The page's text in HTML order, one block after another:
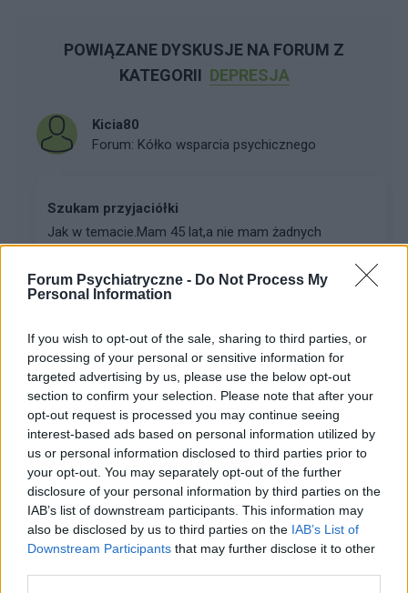
Forum Psychiatryczne - Do Not Process My
Personal Information
If you wish to opt-out of the sale, sharing to third parties, or
processing of your personal or sensitive information for
targeted advertising by us, please use the below opt-out
section to confirm your selection. Please note that after your
opt-out request is processed you may continue seeing
interest-based ads based on personal information utilized by
us or personal information disclosed to third parties prior to
your opt-out. You may separately opt-out of the further
disclosure of your personal information by third parties on the
IAB’s list of downstream participants. This information may
also be disclosed by us to third parties on the IAB’s List of
Downstream Participants that may further disclose it to other
POWIĄZANE DYSKUSJE NA FORUM Z
KATEGORII DEPRESJA
Kicia80
Forum: Kółko wsparcia psychicznego
Szukam przyjaciółki
Jak w temacie.Mam 45 lat,a nie mam żadnych
przyjaciół.To pewnie przez moją chorobę.Szukam
przyjaciółki do pogaduszek o wszystkim,najlepiej z
woj. lubuskiego,ale mogą też być inne okolice...
Gerogina48
Forum:Psychoterapia
Terapia Systemowa
Cześć. Piszę z takim zapytaniem. Czy ktoś z Was
przerabiał może u psychoterapeuty swoje dzieciństwo
? A potem dorosłe życie ? Napiszę po krotce: Jako
dziecko byłam bardzo porównywana do innych,
częst...